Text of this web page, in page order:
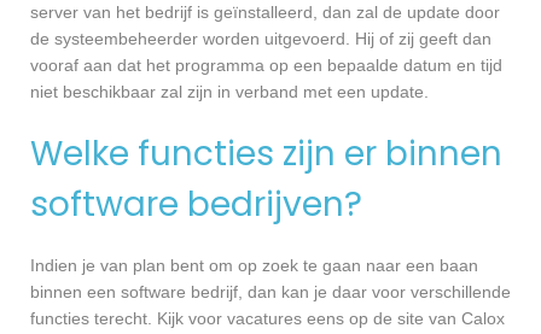
server van het bedrijf is geïnstalleerd, dan zal de update door
de systeembeheerder worden uitgevoerd. Hij of zij geeft dan
vooraf aan dat het programma op een bepaalde datum en tijd
niet beschikbaar zal zijn in verband met een update.
Welke functies zijn er binnen
software bedrijven?
Indien je van plan bent om op zoek te gaan naar een baan
binnen een software bedrijf, dan kan je daar voor verschillende
functies terecht. Kijk voor vacatures eens op de site van Calox